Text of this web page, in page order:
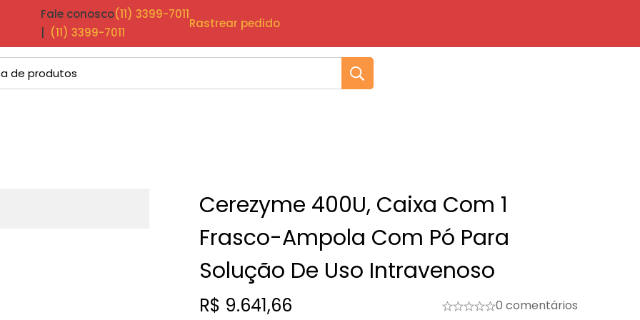
Fale conosco(11) 3399-7011
(11) 3399-7011
Rastrear pedido
Cerezyme 400U, Caixa Com 1
Frasco-Ampola Com Pó Para
Solução De Uso Intravenoso
R$ 9.641,66 0 comentários